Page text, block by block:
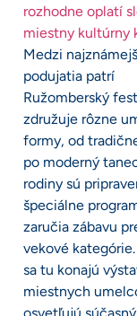
rozhodne oplatí
miestny kultúrny
Medzi
podujatia patrí
Ružomberský
združuje rôzne
formy, od
po moderný
rodiny sú
špeciálne
zaručia zábavu
vekové
sa tu konajú
miestnych